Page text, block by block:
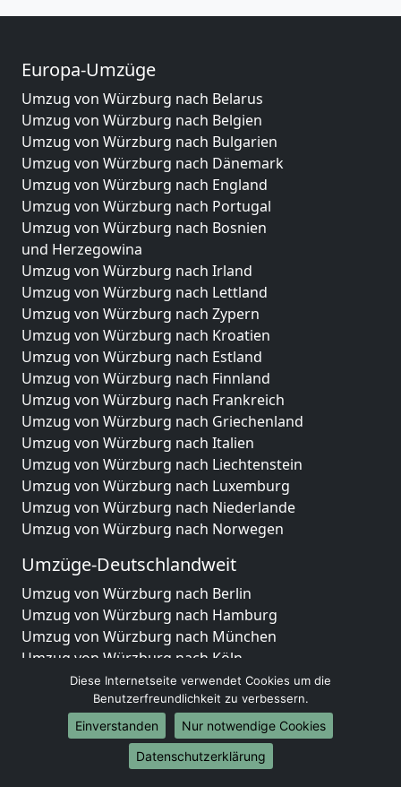
Europa-Umzüge
Umzug von Würzburg nach Belarus
Umzug von Würzburg nach Belgien
Umzug von Würzburg nach Bulgarien
Umzug von Würzburg nach Dänemark
Umzug von Würzburg nach England
Umzug von Würzburg nach Portugal
Umzug von Würzburg nach Bosnien
und Herzegowina
Umzug von Würzburg nach Irland
Umzug von Würzburg nach Lettland
Umzug von Würzburg nach Zypern
Umzug von Würzburg nach Kroatien
Umzug von Würzburg nach Estland
Umzug von Würzburg nach Finnland
Umzug von Würzburg nach Frankreich
Umzug von Würzburg nach Griechenland
Umzug von Würzburg nach Italien
Umzug von Würzburg nach Liechtenstein
Umzug von Würzburg nach Luxemburg
Umzug von Würzburg nach Niederlande
Umzug von Würzburg nach Norwegen
Umzüge-Deutschlandweit
Umzug von Würzburg nach Berlin
Umzug von Würzburg nach Hamburg
Umzug von Würzburg nach München
Umzug von Würzburg nach Köln
Umzug von Würzburg nach Frankfurt am Main
Umzug von Würzburg nach Stuttgart
Umzug von Würzburg nach Düsseldorf
Umzug von Würzburg nach Leipzig
Umzug von Würzburg nach Dortmund
Diese Internetseite verwendet Cookies um die
Benutzerfreundlichkeit zu verbessern.
Einverstanden
Nur notwendige Cookies
Datenschutzerklärung